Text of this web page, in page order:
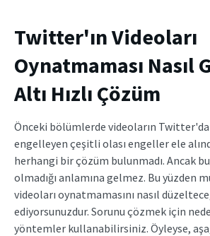
Twitter'ın Videoları
Oynatmaması Nasıl
Altı Hızlı Çözüm
Önceki bölümlerde videoların Twitter'da
engelleyen çeşitli olası engeller ele
herhangi bir çözüm bulunmadı. Ancak
olmadığı anlamına gelmez. Bu yüzden
videoları oynatmamasını nasıl
ediyorsunuzdur. Sorunu çözmek için
yöntemler kullanabilirsiniz. Öyleyse,